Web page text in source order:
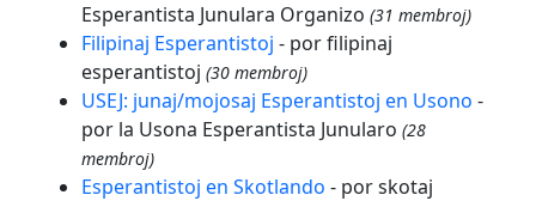
Esperantista Junulara Organizo (31 membroj)
Filipinaj Esperantistoj - por filipinaj
esperantistoj (30 membroj)
USEJ: junaj/mojosaj Esperantistoj en Usono -
por la Usona Esperantista Junularo (28
membroj)
Esperantistoj en Skotlando - por skotaj